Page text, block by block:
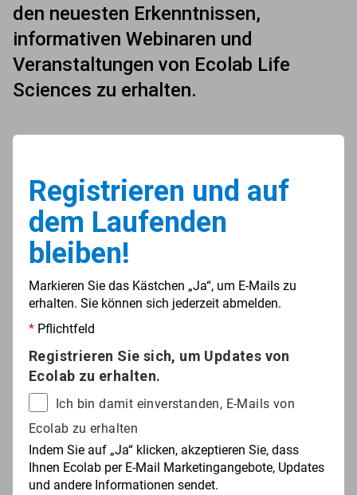
den neuesten Erkenntnissen,
informativen Webinaren und
Veranstaltungen von Ecolab Life
Sciences zu erhalten.
Registrieren und auf
dem Laufenden
bleiben!
Markieren Sie das Kästchen „Ja“, um E-Mails zu
erhalten. Sie können sich jederzeit abmelden.
* Pflichtfeld
Registrieren Sie sich, um Updates von
Ecolab zu erhalten.
Ich bin damit einverstanden, E-Mails von
Ecolab zu erhalten
Indem Sie auf „Ja“ klicken, akzeptieren Sie, dass
Ihnen Ecolab per E-Mail Marketingangebote, Updates
und andere Informationen sendet.